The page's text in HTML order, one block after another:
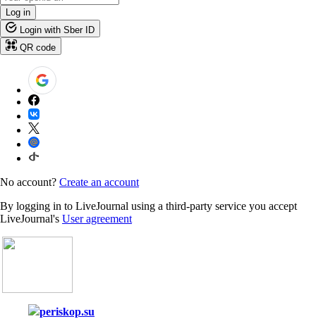
Log in
Login with Sber ID
QR code
No account? Create an account
By logging in to LiveJournal using a third-party service you accept
LiveJournal's User agreement
periskop.su